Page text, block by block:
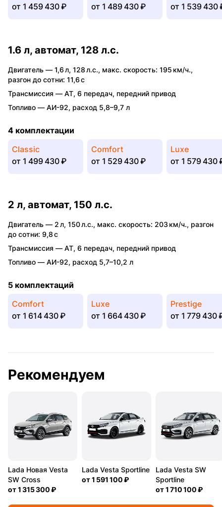
от 1 459 430 ₽
от 1 489 430 ₽
от 1 539 430
1.6 л, автомат, 128 л.с.
Двигатель — 1,6 л, 128 л.с., макс. скорость: 195 км/ч.,
разгон до сотни: 11,6 с
Трансмиссия — AT, 6 передач, передний привод
Топливо — АИ-92, расход 5,8–9,7 л
4 комплектации
Classic
от 1 499 430 ₽
Comfort
от 1 529 430 ₽
Luxe
от 1 579 430
2 л, автомат, 150 л.с.
Двигатель — 2 л, 150 л.с., макс. скорость: 203 км/ч., разгон
до сотни: 9,8 с
Трансмиссия — AT, 6 передач, передний привод
Топливо — АИ-92, расход 5,7–10,2 л
5 комплектаций
Comfort
от 1 614 430 ₽
Luxe
от 1 664 430 ₽
Prestige
от 1 779 430
Рекомендуем
Lada Новая Vesta
SW Cross
от1 315 300 ₽
Lada Vesta Sportline
от1 591 100 ₽
Lada Vesta SW
Sportline
от1 710 100 ₽